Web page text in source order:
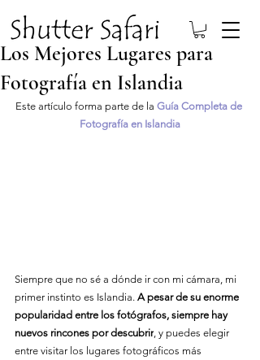
Los Mejores Lugares para
Fotografía en Islandia
Este artículo forma parte de la Guía Completa de
Fotografía en Islandia
Siempre que no sé a dónde ir con mi cámara, mi
primer instinto es Islandia. A pesar de su enorme
popularidad entre los fotógrafos, siempre hay
nuevos rincones por descubrir, y puedes elegir
entre visitar los lugares fotográficos más